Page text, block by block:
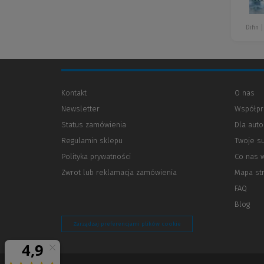
Difin
Kontakt
Newsletter
Status zamówienia
Regulamin sklepu
Polityka prywatności
innej
Zwrot lub reklamacja zamówienia
O nas
Dla
Twoje
Co nas
Mapa
FAQ
Blog
Zarządzaj preferencjami plików cookie